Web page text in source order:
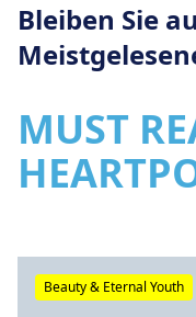
Bleiben Sie
MUST
Beauty & Eternal Youth